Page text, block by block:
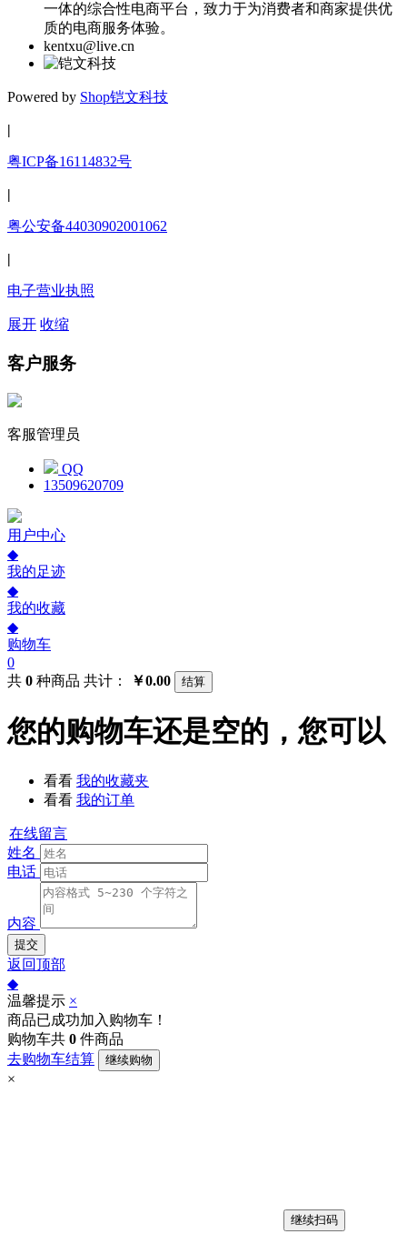
一体的综合性电商平台，致力于为消费者和商家提供优
质的电商服务体验。
kentxu@live.cn
Powered by Shop铠文科技
|
粤ICP备16114832号
|
粤公安备44030902001062
|
电子营业执照
展开 收缩
客户服务
客服管理员
QQ
13509620709
用户中心
◆
我的足迹
◆
我的收藏
◆
购物车
0
共 0 种商品 共计： ￥0.00 结算
您的购物车还是空的，您可以
看看 我的收藏夹
看看 我的订单
在线留言
姓名
电话
内容
提交
返回顶部
◆
温馨提示 ×
商品已成功加入购物车！
购物车共 0 件商品
去购物车结算
继续购物
×
继续扫码